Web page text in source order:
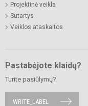
Projektinė veikla
Sutartys
Veiklos ataskaitos
Pastabėjote klaidų?
Turite pasiūlymų?
WRITE_LABEL